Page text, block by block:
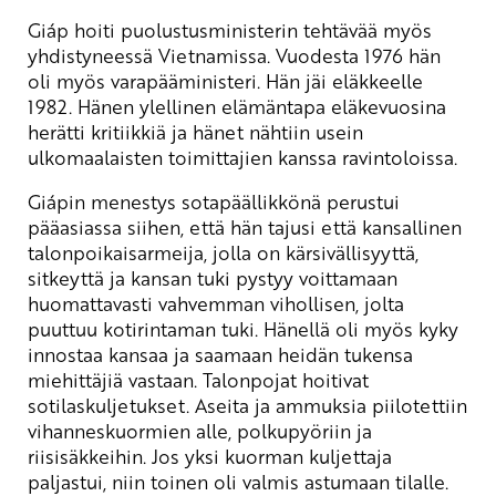
Giáp hoiti puolustusministerin tehtävää myös
yhdistyneessä Vietnamissa. Vuodesta 1976 hän
oli myös varapääministeri. Hän jäi eläkkeelle
1982. Hänen ylellinen elämäntapa eläkevuosina
herätti kritiikkiä ja hänet nähtiin usein
ulkomaalaisten toimittajien kanssa ravintoloissa.
Giápin menestys sotapäällikkönä perustui
pääasiassa siihen, että hän tajusi että kansallinen
talonpoikaisarmeija, jolla on kärsivällisyyttä,
sitkeyttä ja kansan tuki pystyy voittamaan
huomattavasti vahvemman vihollisen, jolta
puuttuu kotirintaman tuki. Hänellä oli myös kyky
innostaa kansaa ja saamaan heidän tukensa
miehittäjiä vastaan. Talonpojat hoitivat
sotilaskuljetukset. Aseita ja ammuksia piilotettiin
vihanneskuormien alle, polkupyöriin ja
riisisäkkeihin. Jos yksi kuorman kuljettaja
paljastui, niin toinen oli valmis astumaan tilalle.